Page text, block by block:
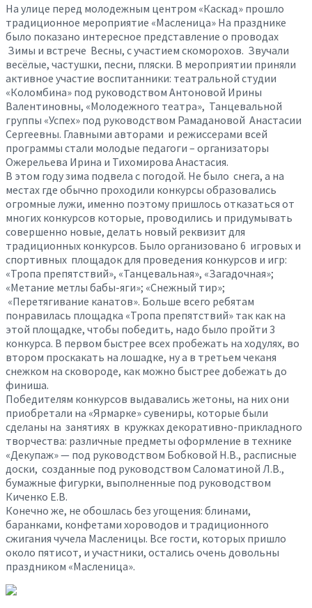
На улице перед молодежным центром «Каскад» прошло
традиционное мероприятие «Масленица» На празднике
было показано интересное представление о проводах
Зимы и встрече Весны, с участием скоморохов. Звучали
весёлые, частушки, песни, пляски. В мероприятии приняли
активное участие воспитанники: театральной студии
«Коломбина» под руководством Антоновой Ирины
Валентиновны, «Молодежного театра», Танцевальной
группы «Успех» под руководством Рамадановой Анастасии
Сергеевны. Главными авторами и режиссерами всей
программы стали молодые педагоги – организаторы
Ожерельева Ирина и Тихомирова Анастасия.
В этом году зима подвела с погодой. Не было снега, а на
местах где обычно проходили конкурсы образовались
огромные лужи, именно поэтому пришлось отказаться от
многих конкурсов которые, проводились и придумывать
совершенно новые, делать новый реквизит для
традиционных конкурсов. Было организовано 6 игровых и
спортивных площадок для проведения конкурсов и игр:
«Тропа препятствий», «Танцевальная», «Загадочная»;
«Метание метлы бабы-яги»; «Снежный тир»;
«Перетягивание канатов». Больше всего ребятам
понравилась площадка «Тропа препятствий» так как на
этой площадке, чтобы победить, надо было пройти 3
конкурса. В первом быстрее всех пробежать на ходулях, во
втором проскакать на лошадке, ну а в третьем чеканя
снежком на сковороде, как можно быстрее добежать до
финиша.
Победителям конкурсов выдавались жетоны, на них они
приобретали на «Ярмарке» сувениры, которые были
сделаны на занятиях в кружках декоративно-прикладного
творчества: различные предметы оформление в технике
«Декупаж» — под руководством Бобковой Н.В., расписные
доски, созданные под руководством Саломатиной Л.В.,
бумажные фигурки, выполненные под руководством
Киченко Е.В.
Конечно же, не обошлась без угощения: блинами,
баранками, конфетами хороводов и традиционного
сжигания чучела Масленицы. Все гости, которых пришло
около пятисот, и участники, остались очень довольны
праздником «Масленица».